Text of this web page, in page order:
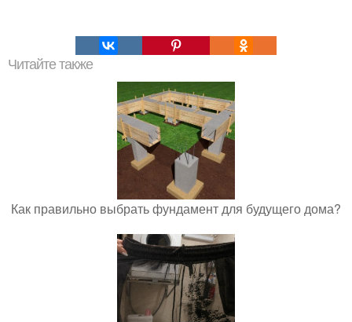
Читайте также
Как правильно выбрать фундамент для будущего дома?